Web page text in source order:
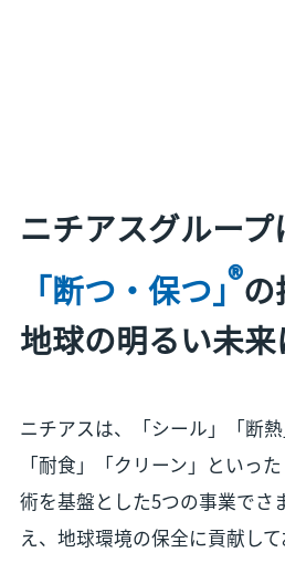
ニチアスグループ
「断つ・保つ」
®
地球の明るい未
ニチアスは、「シール」「断熱
「耐食」「クリーン」といっ
術を基盤とした5つの事業でさ
え、地球環境の保全に貢献して